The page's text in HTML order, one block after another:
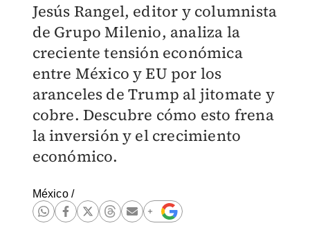
Jesús Rangel, editor y columnista
de Grupo Milenio, analiza la
creciente tensión económica
entre México y EU por los
aranceles de Trump al jitomate y
cobre. Descubre cómo esto frena
la inversión y el crecimiento
económico.
México/